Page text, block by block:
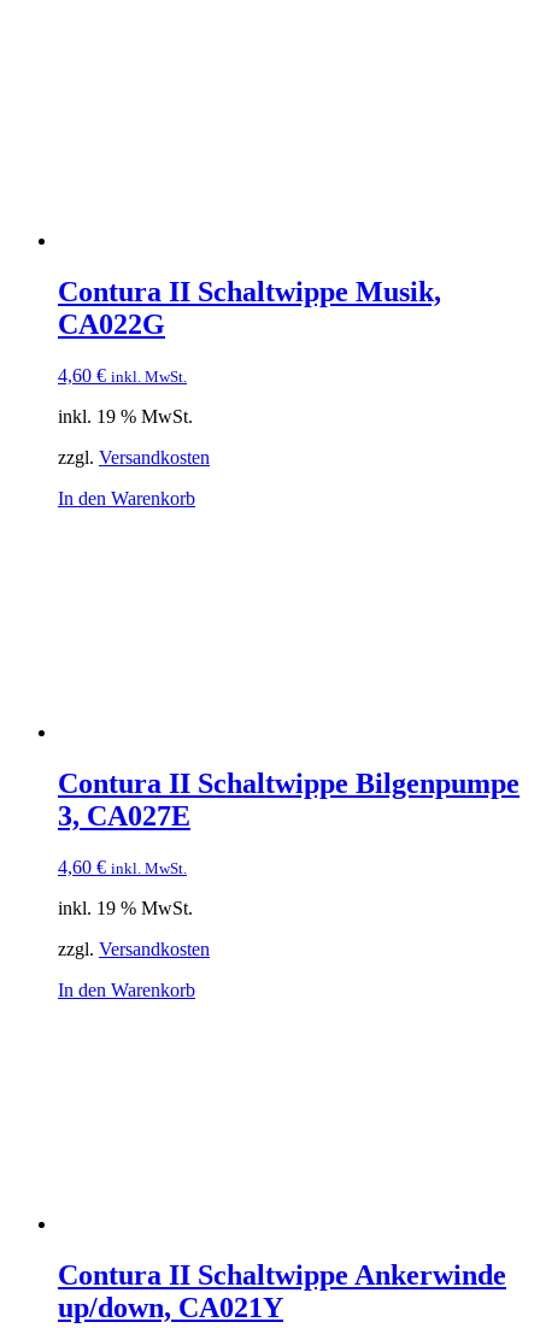
Contura II Schaltwippe Musik,
CA022G
4,60 € inkl. MwSt.
inkl. 19 % MwSt.
zzgl. Versandkosten
In den Warenkorb
Contura II Schaltwippe Bilgenpumpe
3, CA027E
4,60 € inkl. MwSt.
inkl. 19 % MwSt.
zzgl. Versandkosten
In den Warenkorb
Contura II Schaltwippe Ankerwinde
up/down, CA021Y